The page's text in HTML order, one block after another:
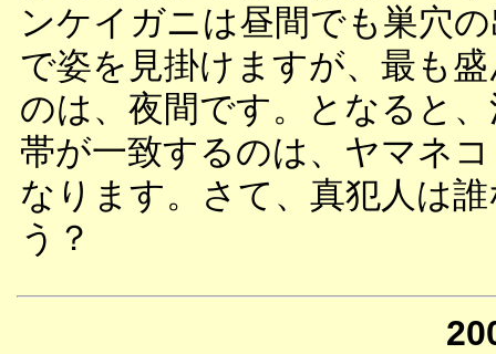
ンケイガニは昼間でも巣穴
で姿を見掛けますが、最も
のは、夜間です。となると
帯が一致するのは、ヤマネ
なります。さて、真犯人は
う？